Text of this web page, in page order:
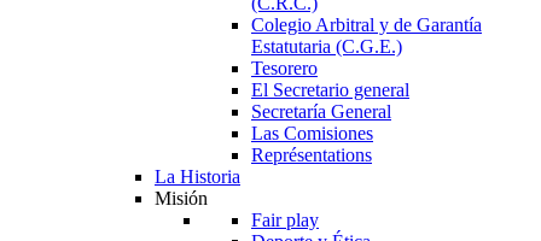
Colegio Arbitral y de Garantía
Estatutaria (C.G.E.)
Tesorero
El Secretario general
Secretaría General
Las Comisiones
Représentations
La Historia
Misión
Fair play